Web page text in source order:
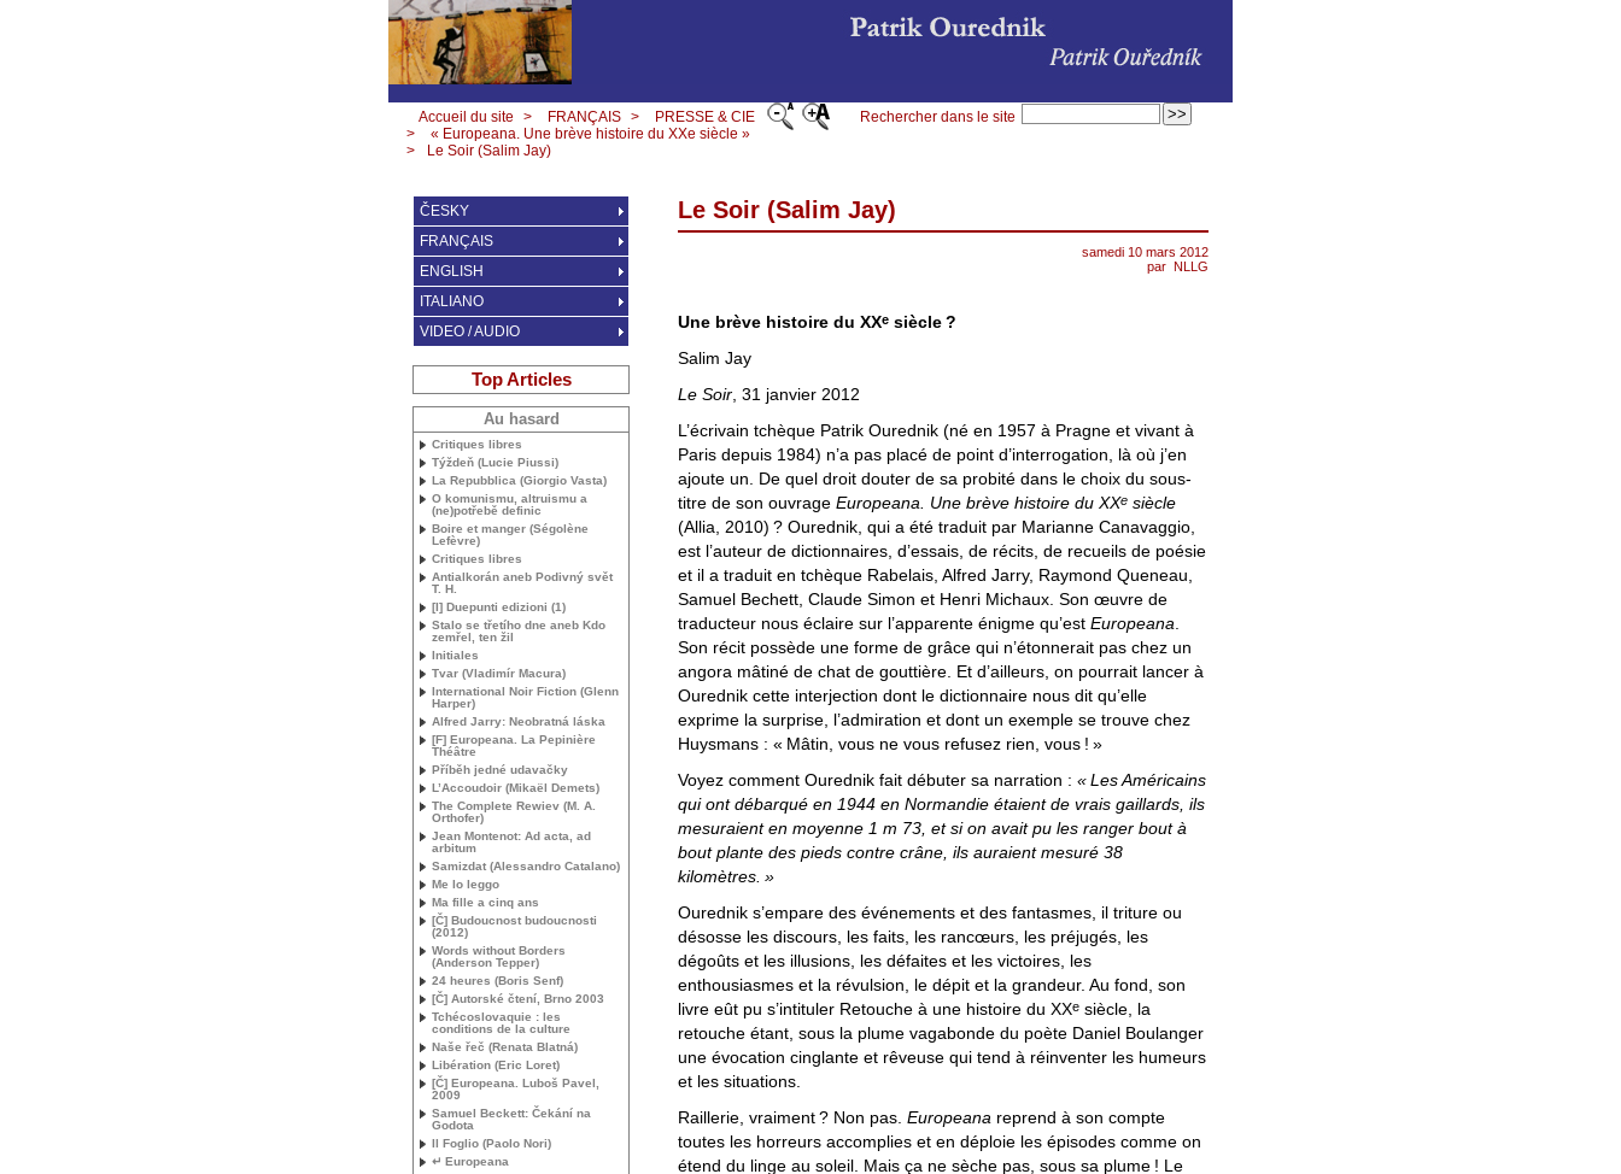
Rechercher dans le site
Accueil du site > FRANÇAIS >
PRESSE & CIE
>
« Europeana. Une brève histoire du XXe siècle »
>
Le Soir (Salim Jay)
Le Soir (Salim Jay)
samedi 10 mars 2012
par NLLG
Une brève histoire du XXe siècle?
Salim Jay
Le Soir , 31 janvier 2012
L’écrivain tchèque Patrik Ourednik (né en 1957 à Pragne et vivant à
Paris depuis 1984) n’a pas placé de point d’interrogation, là où j’en
ajoute un. De quel droit douter de sa probité dans le choix du sous-
titre de son ouvrage Europeana. Une brève histoire du XXe siècle
(Allia, 2010) ? Ourednik, qui a été traduit par Marianne Canavaggio,
est l’auteur de dictionnaires, d’essais, de récits, de recueils de poésie
et il a traduit en tchèque Rabelais, Alfred Jarry, Raymond Queneau,
Samuel Bechett, Claude Simon et Henri Michaux. Son œuvre de
traducteur nous éclaire sur l’apparente énigme qu’est Europeana
Son récit possède une forme de grâce qui n’étonnerait pas chez un
angora mâtiné de chat de gouttière. Et d’ailleurs, on pourrait lancer à
Ourednik cette interjection dont le dictionnaire nous dit qu’elle
exprime la surprise, l’admiration et dont un exemple se trouve chez
Huysmans : « Mâtin, vous ne vous refusez rien, vous ! »
Voyez comment Ourednik fait débuter sa narration : «Les Américains
qui ont débarqué en 1944 en Normandie étaient de vrais gaillards, ils
mesuraient en moyenne 1 m 73, et si on avait pu les ranger bout à
bout plante des pieds contre crâne, ils auraient mesuré 38
kilomètres. »
Ourednik s’empare des événements et des fantasmes, il triture ou
désosse les discours, les faits, les rancœurs, les préjugés, les
dégoûts et les illusions, les défaites et les victoires, les
enthousiasmes et la révulsion, le dépit et la grandeur. Au fond, son
livre eût pu s’intituler Retouche à une histoire du XXe siècle, la
retouche étant, sous la plume vagabonde du poète Daniel Boulanger
une évocation cinglante et rêveuse qui tend à réinventer les humeurs
et les situations.
Raillerie, vraiment? Non pas. Europeana reprend à son compte
toutes les horreurs accomplies et en déploie les épisodes comme on
étend du linge au soleil. Mais ça ne sèche pas, sous sa plume ! Le
ČESKY
FRANÇAIS
ENGLISH
ITALIANO
VIDEO / AUDIO
Top Articles
Au hasard
Critiques libres
Týždeň (Lucie Piussi)
La Repubblica (Giorgio Vasta)
O komunismu, altruismu a
(ne)potřebě definic
Boire et manger (Ségolène
Lefèvre)
Critiques libres
Antialkorán aneb Podivný svět
T. H.
[I] Duepunti edizioni (1)
Stalo se třetího dne aneb Kdo
zemřel, ten žil
Initiales
Tvar (Vladimír Macura)
International Noir Fiction (Glenn
Harper)
Alfred Jarry: Neobratná láska
[F] Europeana. La Pepinière
Théâtre
Příběh jedné udavačky
L’Accoudoir (Mikaël Demets)
The Complete Rewiev (M. A.
Orthofer)
Jean Montenot: Ad acta, ad
arbitum
Samizdat (Alessandro Catalano)
Me lo leggo
Ma fille a cinq ans
[Č] Budoucnost budoucnosti
(2012)
Words without Borders
(Anderson Tepper)
24 heures (Boris Senf)
[Č] Autorské čtení, Brno 2003
Tchécoslovaquie : les
conditions de la culture
Naše řeč (Renata Blatná)
Libération (Eric Loret)
[Č] Europeana. Luboš Pavel,
2009
Samuel Beckett: Čekání na
Godota
Il Foglio (Paolo Nori)
↵ Europeana